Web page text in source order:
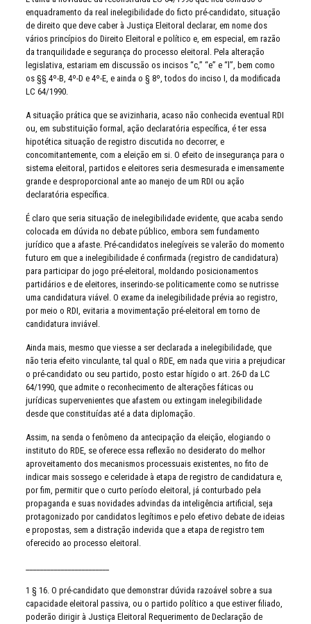
enquadramento da real inelegibilidade do ficto pré-candidato, situação
de direito que deve caber à Justiça Eleitoral declarar, em nome dos
vários princípios do Direito Eleitoral e político e, em especial, em razão
da tranquilidade e segurança do processo eleitoral. Pela alteração
legislativa, estariam em discussão os incisos “c,” “e” e “l”, bem como
os §§ 4º-B, 4º-D e 4º-E, e ainda o § 8º, todos do inciso I, da modificada
LC 64/1990.
A situação prática que se avizinharia, acaso não conhecida eventual RDI
ou, em substituição formal, ação declaratória específica, é ter essa
hipotética situação de registro discutida no decorrer, e
concomitantemente, com a eleição em si. O efeito de insegurança para o
sistema eleitoral, partidos e eleitores seria desmesurada e imensamente
grande e desproporcional ante ao manejo de um RDI ou ação
declaratória específica.
É claro que seria situação de inelegibilidade evidente, que acaba sendo
colocada em dúvida no debate público, embora sem fundamento
jurídico que a afaste. Pré-candidatos inelegíveis se valerão do momento
futuro em que a inelegibilidade é confirmada (registro de candidatura)
para participar do jogo pré-eleitoral, moldando posicionamentos
partidários e de eleitores, inserindo-se politicamente como se nutrisse
uma candidatura viável. O exame da inelegibilidade prévia ao registro,
por meio o RDI, evitaria a movimentação pré-eleitoral em torno de
candidatura inviável.
Ainda mais, mesmo que viesse a ser declarada a inelegibilidade, que
não teria efeito vinculante, tal qual o RDE, em nada que viria a prejudicar
o pré-candidato ou seu partido, posto estar hígido o art. 26-D da LC
64/1990, que admite o reconhecimento de alterações fáticas ou
jurídicas supervenientes que afastem ou extingam inelegibilidade
desde que constituídas até a data diplomação.
Assim, na senda o fenômeno da antecipação da eleição, elogiando o
instituto do RDE, se oferece essa reflexão no desiderato do melhor
aproveitamento dos mecanismos processuais existentes, no fito de
indicar mais sossego e celeridade à etapa de registro de candidatura e,
por fim, permitir que o curto período eleitoral, já conturbado pela
propaganda e suas novidades advindas da inteligência artificial, seja
protagonizado por candidatos legítimos e pelo efetivo debate de ideias
e propostas, sem a distração indevida que a etapa de registro tem
oferecido ao processo eleitoral.
1 § 16. O pré-candidato que demonstrar dúvida razoável sobre a sua
capacidade eleitoral passiva, ou o partido político a que estiver filiado,
poderão dirigir à Justiça Eleitoral Requerimento de Declaração de